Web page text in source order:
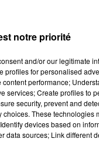
Agnès Buzyn est
lutter et prévenir
et à la lutte
Solembio : le
proposées.
notre priorité
and/or our legitimate
profiles for personalised
performance;
services; Create profiles to
security, prevent and
These technologies
devices based on
data sources; Link different